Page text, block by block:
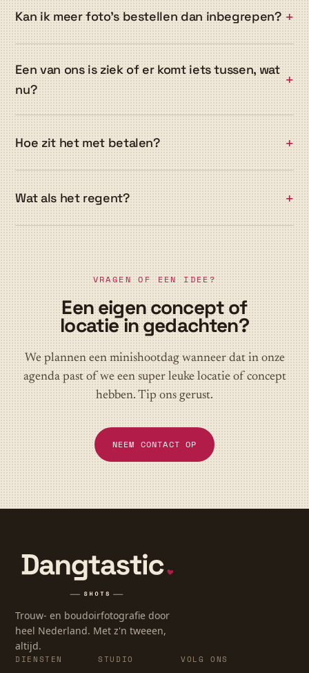
Kan ik meer foto’s bestellen dan inbegrepen?
Een van ons is ziek of er komt iets tussen, wat
nu?
Hoe zit het met betalen?
Wat als het regent?
VRAGEN OF EEN IDEE?
Een eigen concept of
locatie in gedachten?
We plannen een minishootdag wanneer dat in onze
agenda past of we een super leuke locatie of concept
hebben. Tip ons gerust.
NEEM CONTACT OP
Trouw- en boudoirfotografie door
heel Nederland. Met z'n tweeen,
altijd.
DIENSTEN STUDIO VOLG ONS